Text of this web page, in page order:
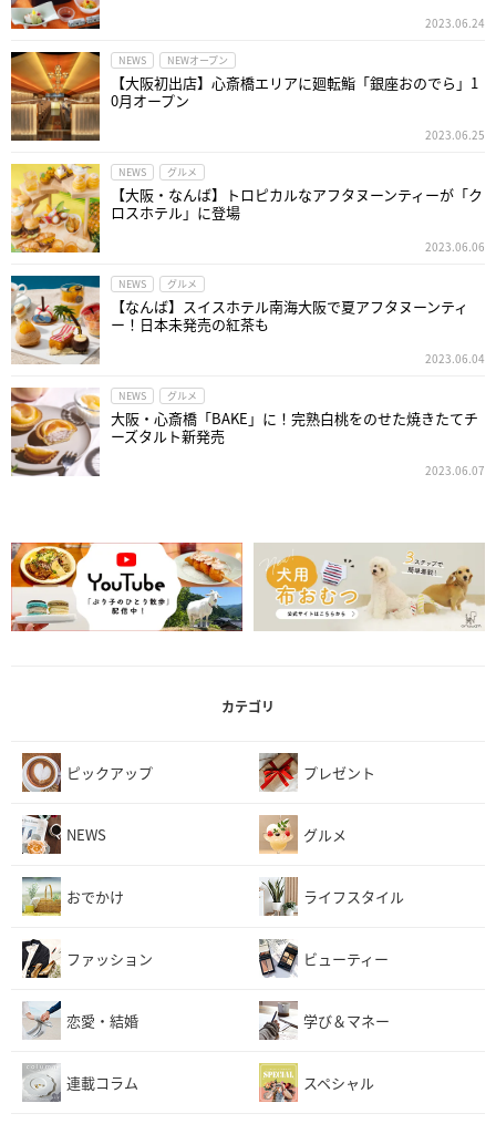
2023.06.24
NEWS NEWオープン
【大阪初出店】心斎橋エリアに廻転鮨「銀座おのでら」1
0月オープン
2023.06.25
NEWS グルメ
【大阪・なんば】トロピカルなアフタヌーンティーが「ク
ロスホテル」に登場
2023.06.06
NEWS グルメ
【なんば】スイスホテル南海大阪で夏アフタヌーンティ
ー！日本未発売の紅茶も
2023.06.04
NEWS グルメ
大阪・心斎橋「BAKE」に！完熟白桃をのせた焼きたてチ
ーズタルト新発売
2023.06.07
カテゴリ
ピックアップ プレゼント
NEWS グルメ
おでかけ ライフスタイル
ファッション ビューティー
恋愛・結婚 学び＆マネー
連載コラム スペシャル